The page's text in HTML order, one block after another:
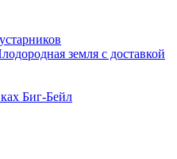
земля с доставкой
Биг-Бейл